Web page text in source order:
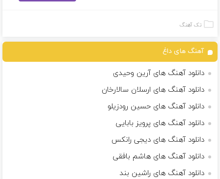
تک آهنگ
آهنگ های داغ
دانلود آهنگ های آرین وحیدی
دانلود آهنگ های ارسلان سالارخان
دانلود آهنگ های حسین رودزیلو
دانلود آهنگ های پرویز بابایی
دانلود آهنگ های دیجی رانکس
دانلود آهنگ های هاشم بافقی
دانلود آهنگ های راشین بند